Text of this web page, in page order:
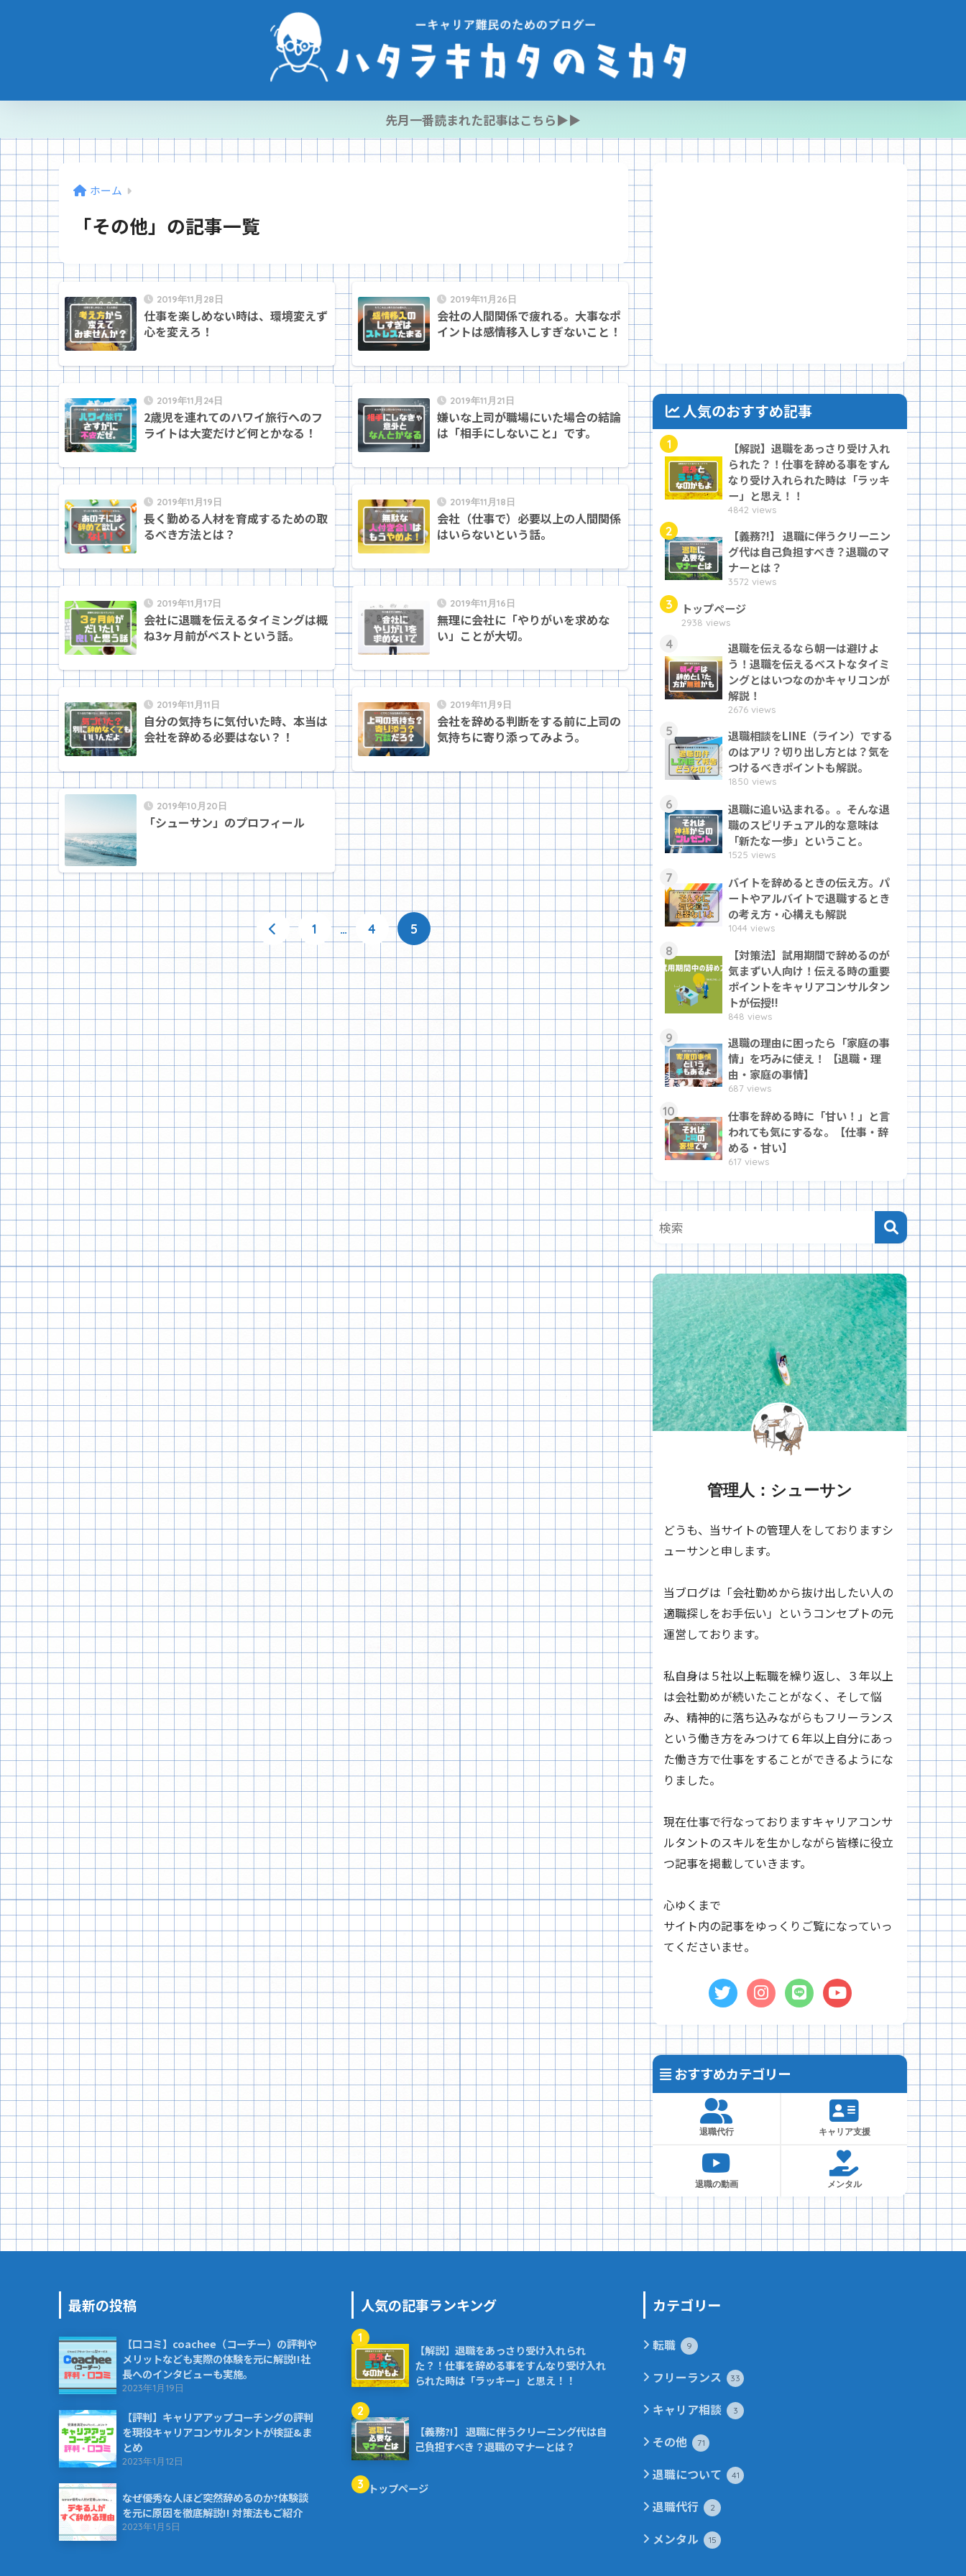
先月一番読まれた記事はこちら▶︎▶︎
ホーム
「その他」の記事一覧
2019年11月28日
仕事を楽しめない時は、環境変えず
心を変えろ！
2019年11月26日
会社の人間関係で疲れる。大事なポ
イントは感情移入しすぎないこと！
2019年11月24日
2歳児を連れてのハワイ旅行へのフ
ライトは大変だけど何とかなる！
2019年11月21日
嫌いな上司が職場にいた場合の結論
は「相手にしないこと」です。
2019年11月19日
長く勤める人材を育成するための取
るべき方法とは？
2019年11月18日
会社（仕事で）必要以上の人間関係
はいらないという話。
2019年11月17日
会社に退職を伝えるタイミングは概
ね3ヶ月前がベストという話。
2019年11月16日
無理に会社に「やりがいを求めな
い」ことが大切。
2019年11月11日
自分の気持ちに気付いた時、本当は
会社を辞める必要はない？！
2019年11月9日
会社を辞める判断をする前に上司の
気持ちに寄り添ってみよう。
2019年10月20日
「シューサン」のプロフィール
1 … 4 5
人気のおすすめ記事
1
【解説】退職をあっさり受け入れ
られた？！仕事を辞める事をすん
なり受け入れられた時は「ラッキ
ー」と思え！！
4842 views
2
【義務?!】 退職に伴うクリーニン
グ代は自己負担すべき？退職のマ
ナーとは？
3572 views
3 トップページ
2938 views
4
退職を伝えるなら朝一は避けよ
う！退職を伝えるベストなタイミ
ングとはいつなのかキャリコンが
解説！
2676 views
5
退職相談をLINE（ライン）でする
のはアリ？切り出し方とは？気を
つけるべきポイントも解説。
1850 views
6
退職に追い込まれる。。そんな退
職のスピリチュアル的な意味は
「新たな一歩」ということ。
1525 views
7
バイトを辞めるときの伝え方。パ
ートやアルバイトで退職するとき
の考え方・心構えも解説
1044 views
8
【対策法】試用期間で辞めるのが
気まずい人向け！伝える時の重要
ポイントをキャリアコンサルタン
トが伝授!!
848 views
9
退職の理由に困ったら「家庭の事
情」を巧みに使え！ 【退職・理
由・家庭の事情】
687 views
10
仕事を辞める時に「甘い！」と言
われても気にするな。【仕事・辞
める・甘い】
617 views
管理人：シューサン
どうも、当サイトの管理人をしておりますシ
ューサンと申します。
当ブログは「会社勤めから抜け出したい人の
適職探しをお手伝い」というコンセプトの元
運営しております。
私自身は５社以上転職を繰り返し、３年以上
は会社勤めが続いたことがなく、そして悩
み、精神的に落ち込みながらもフリーランス
という働き方をみつけて６年以上自分にあっ
た働き方で仕事をすることができるようにな
りました。
現在仕事で行なっておりますキャリアコンサ
ルタントのスキルを生かしながら皆様に役立
つ記事を掲載していきます。
心ゆくまで
サイト内の記事をゆっくりご覧になっていっ
てくださいませ。
おすすめカテゴリー
退職代行 キャリア支援
退職の動画 メンタル
最新の投稿
【口コミ】coachee（コーチー）の評判や
メリットなども実際の体験を元に解説!!社
長へのインタビューも実施。
2023年1月19日
【評判】キャリアアップコーチングの評判
を現役キャリアコンサルタントが検証&ま
とめ
2023年1月12日
なぜ優秀な人ほど突然辞めるのか?体験談
を元に原因を徹底解説!! 対策法もご紹介
2023年1月5日
人気の記事ランキング
1
【解説】退職をあっさり受け入れられ
た？！仕事を辞める事をすんなり受け入れ
られた時は「ラッキー」と思え！！
2
【義務?!】 退職に伴うクリーニング代は自
己負担すべき？退職のマナーとは？
3 トップページ
カテゴリー
転職 9
フリーランス 33
キャリア相談 3
その他 71
退職について 41
退職代行 2
メンタル 15